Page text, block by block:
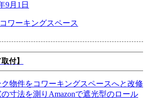
9月1日
ワーキングスペース
付】
物件をコワーキングスペースへと改修
寸法を測りAmazonで遮光型のロール